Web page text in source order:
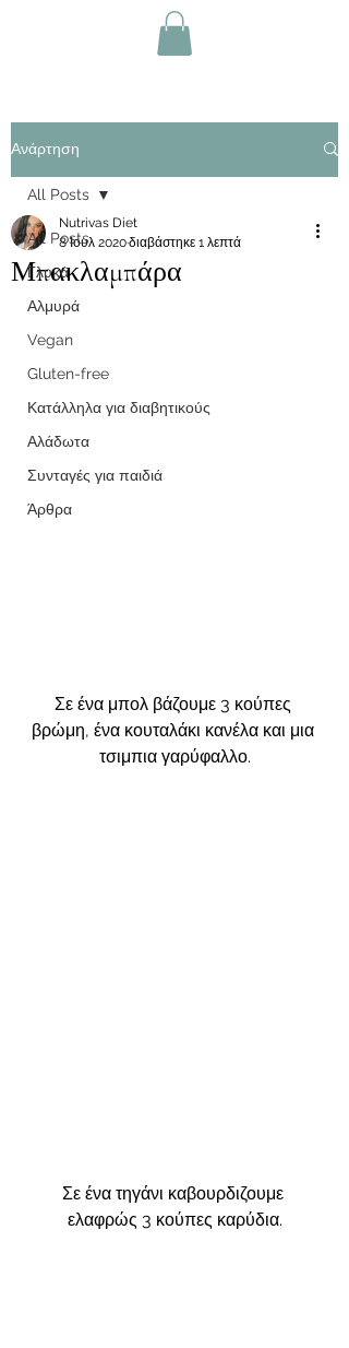
Ανάρτηση
All Posts
Γλυκά
Αλμυρά
Vegan
Gluten-free
Κατάλληλα για διαβητικούς
Αλάδωτα
Συνταγές για παιδιά
Άρθρα
All Posts
Μπακλαμπάρα
Nutrivas Diet
8 Ιουλ 2020διαβάστηκε 1 λεπτά
Σε ένα μπολ βάζουμε 3 κούπες
βρώμη, ένα κουταλάκι κανέλα και μια
τσιμπια γαρύφαλλο.
Σε ένα τηγάνι καβουρδιζουμε
ελαφρώς 3 κούπες καρύδια.